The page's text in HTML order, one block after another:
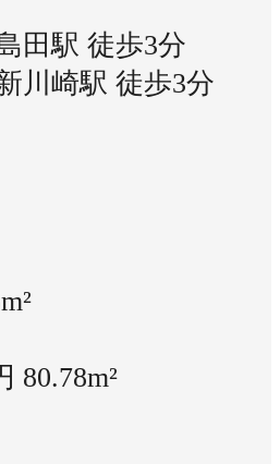
田駅 徒歩3分
川崎駅 徒歩3分
80.78m²